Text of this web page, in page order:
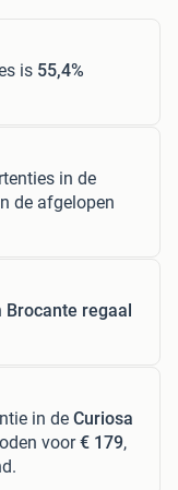
is 55,4%
in de
de afgelopen
Brocante regaal
in de Curiosa
voor€ 179,